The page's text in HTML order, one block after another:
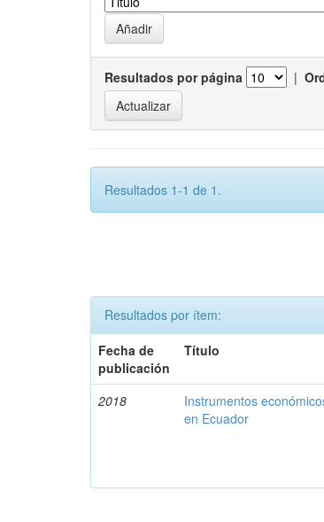
Resultados por página |
Resultados 1-1 de 1.
Resultados por ítem:
Fecha de
publicación
Título
2018
Instrumentos
en Ecuador